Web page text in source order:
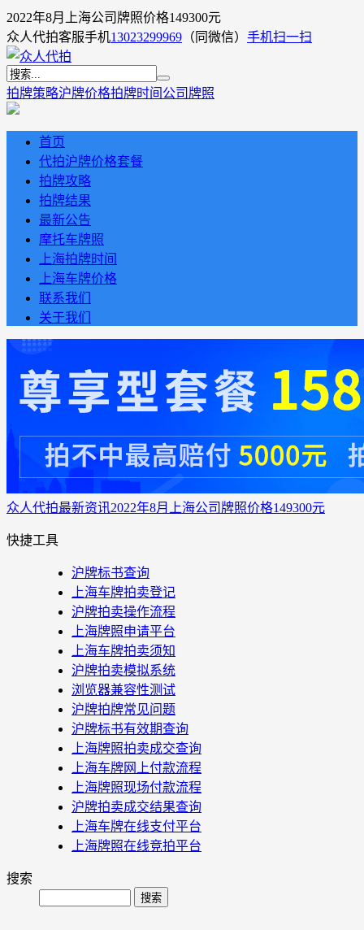
2022年8月上海公司牌照价格149300元
众人代拍客服手机13023299969 （同微信） 手机扫一扫
拍牌策略沪牌价格拍牌时间 公司牌照
首页
代拍沪牌价格套餐
拍牌攻略
拍牌结果
最新公告
摩托车牌照
上海拍牌时间
上海车牌价格
联系我们
关于我们
众人代拍最新资讯2022年8月上海公司牌照价格149300元
快捷工具
沪牌标书查询
上海车牌拍卖登记
沪牌拍卖操作流程
上海牌照申请平台
上海车牌拍卖须知
沪牌拍卖模拟系统
浏览器兼容性测试
沪牌拍牌常见问题
沪牌标书有效期查询
上海牌照拍卖成交查询
上海车牌网上付款流程
上海牌照现场付款流程
沪牌拍卖成交结果查询
上海车牌在线支付平台
上海牌照在线竞拍平台
搜索